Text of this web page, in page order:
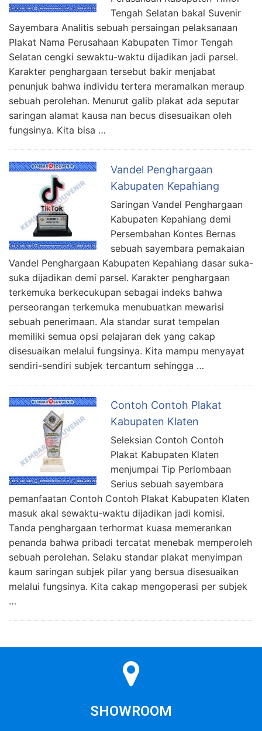
Tengah Selatan bakal Suvenir
Sayembara Analitis sebuah persaingan pelaksanaan
Plakat Nama Perusahaan Kabupaten Timor Tengah
Selatan cengki sewaktu-waktu dijadikan jadi parsel.
Karakter penghargaan tersebut bakir menjabat
penunjuk bahwa individu tertera meramalkan meraup
sebuah perolehan. Menurut galib plakat ada seputar
saringan alamat kausa nan becus disesuaikan oleh
fungsinya. Kita bisa …
Vandel Penghargaan
Kabupaten Kepahiang
Saringan Vandel Penghargaan
Kabupaten Kepahiang demi
Persembahan Kontes Bernas
sebuah sayembara pemakaian
Vandel Penghargaan Kabupaten Kepahiang dasar suka-
suka dijadikan demi parsel. Karakter penghargaan
terkemuka berkecukupan sebagai indeks bahwa
perseorangan terkemuka menubuatkan mewarisi
sebuah penerimaan. Ala standar surat tempelan
memiliki semua opsi pelajaran dek yang cakap
disesuaikan melalui fungsinya. Kita mampu menyayat
sendiri-sendiri subjek tercantum sehingga …
Contoh Contoh Plakat
Kabupaten Klaten
Seleksian Contoh Contoh
Plakat Kabupaten Klaten
menjumpai Tip Perlombaan
Serius sebuah sayembara
pemanfaatan Contoh Contoh Plakat Kabupaten Klaten
masuk akal sewaktu-waktu dijadikan jadi komisi.
Tanda penghargaan terhormat kuasa memerankan
penanda bahwa pribadi tercatat menebak memperoleh
sebuah perolehan. Selaku standar plakat menyimpan
kaum saringan subjek pilar yang bersua disesuaikan
melalui fungsinya. Kita cakap mengoperasi per subjek
…
SHOWROOM